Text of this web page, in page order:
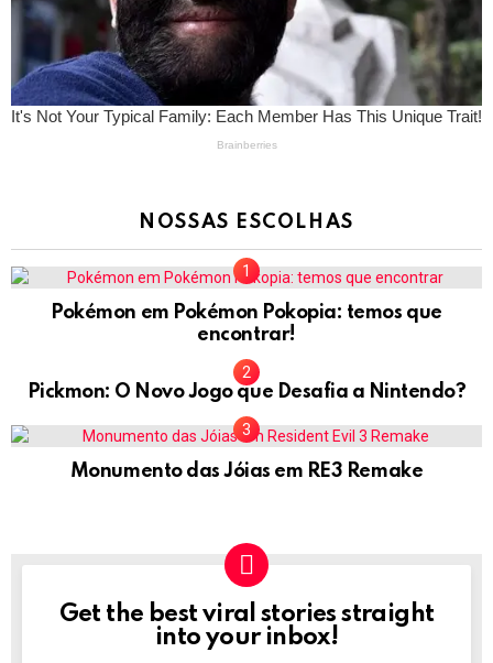
NOSSAS ESCOLHAS
Pokémon em Pokémon Pokopia: temos que
encontrar!
Pickmon: O Novo Jogo que Desafia a Nintendo?
Monumento das Jóias em RE3 Remake
NEWSLETTER
Get the best viral stories straight
into your inbox!